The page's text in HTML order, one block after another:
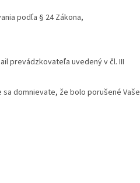
podľa § 24 Zákona,
prevádzkovateľa uvedený v čl. III
domnievate, že bolo porušené Vaše